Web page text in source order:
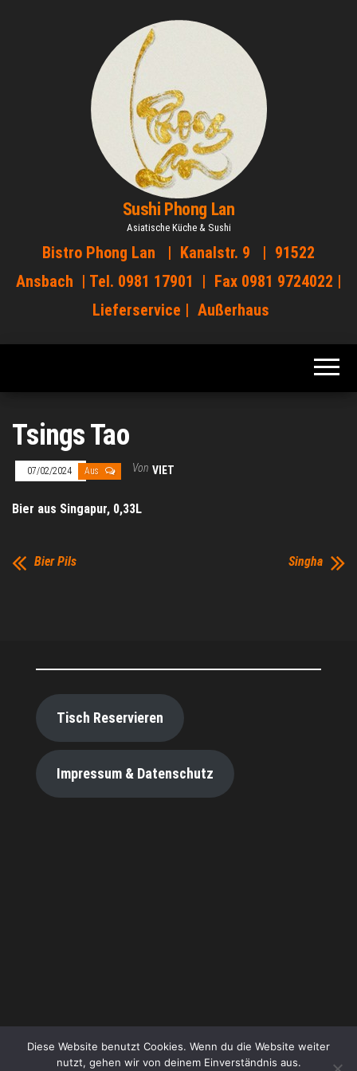
Sushi Phong Lan
Asiatische Küche & Sushi
Bistro Phong Lan | Kanalstr. 9 | 91522
Ansbach | Tel. 0981 17901 | Fax 0981 9724022 |
Lieferservice | Außerhaus
Tsings Tao
07/02/2024 Aus Von VIET
Bier aus Singapur, 0,33L
Bier Pils Singha
Tisch Reservieren
Impressum & Datenschutz
Diese Website benutzt Cookies. Wenn du die Website weiter
nutzt, gehen wir von deinem Einverständnis aus.